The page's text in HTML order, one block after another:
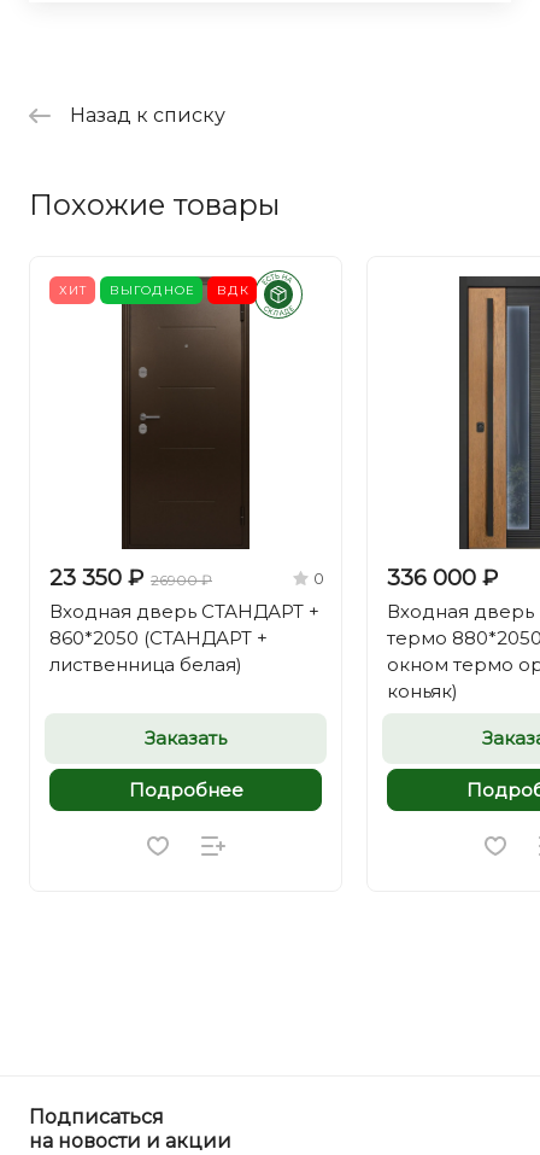
Назад к списку
Похожие товары
ХИТ ВЫГОДНОЕ ВДК
23 350 ₽ 26900 ₽ 0
Входная дверь СТАНДАРТ +
860*2050 (СТАНДАРТ +
лиственница белая)
Заказать
Подробнее
336 000 ₽
Входная дверь
термо
окном термо
коньяк)
Подписаться
на новости и акции